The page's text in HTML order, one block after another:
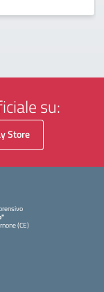
su:
Store
(CE)